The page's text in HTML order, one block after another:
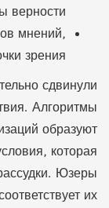
верности
мнений,
зрения
сдвинули
Алгоритмы
образуют
которая
Юзеры
их